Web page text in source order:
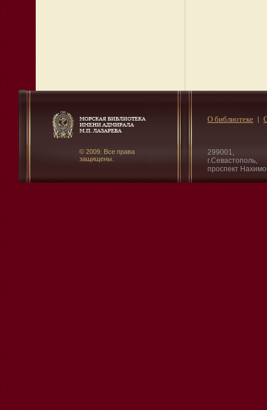
© 2009. Все права
защищены.
299001,
г.Севастополь,
проспект
О библиотеке